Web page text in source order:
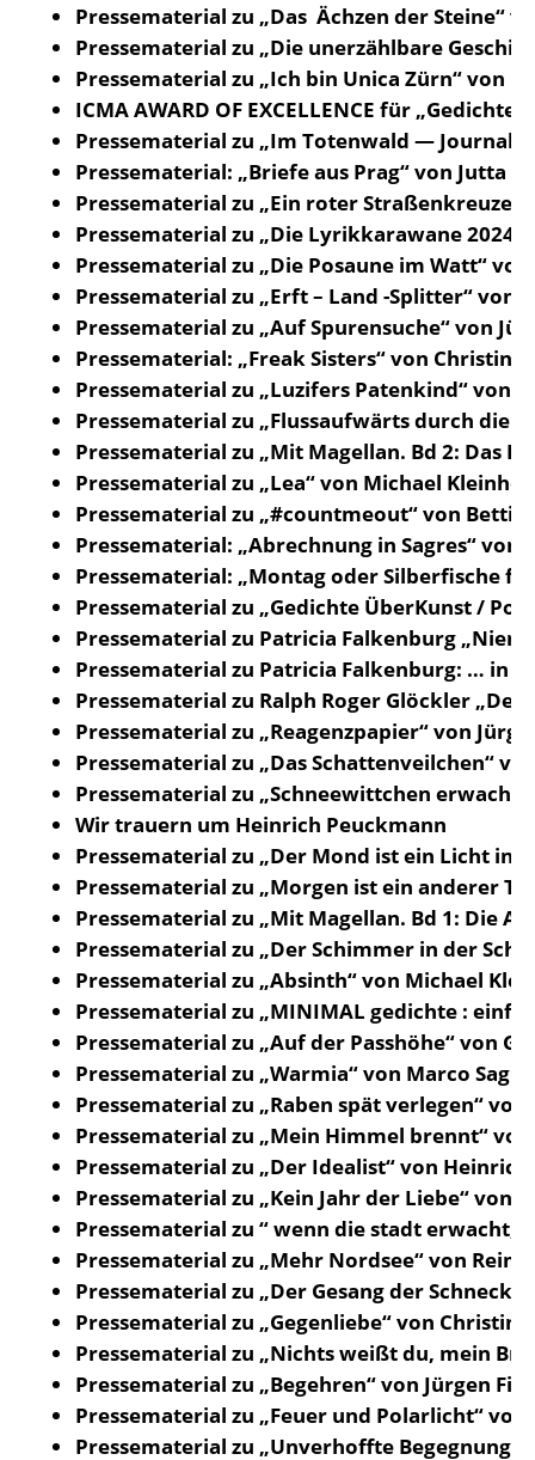
Pressematerial zu „Das  Ächzen der Steine“
Pressematerial zu „Die unerzählbare
Pressematerial zu „Ich bin Unica Zürn“ von
ICMA AWARD OF EXCELLENCE für
Pressematerial zu „Im Totenwald — Journal
Pressematerial: „Briefe aus Prag“ von Jutta
Pressematerial zu „Ein roter
Pressematerial zu „Die Lyrikkarawane 2024“
Pressematerial zu „Die Posaune im Watt“ von
Pressematerial zu „Erft – Land -Splitter“ von
Pressematerial zu „Auf Spurensuche“ von
Pressematerial: „Freak Sisters“ von Christine
Pressematerial zu „Luzifers Patenkind“ von
Pressematerial zu „Flussaufwärts durch die
Pressematerial zu „Mit Magellan. Bd 2: Das
Pressematerial zu „Lea“ von Michael
Pressematerial zu „#countmeout“ von
Pressematerial: „Abrechnung in Sagres“ von
Pressematerial: „Montag oder Silberfische
Pressematerial zu „Gedichte ÜberKunst /
Pressematerial zu Patricia Falkenburg
Pressematerial zu Patricia Falkenburg: … in
Pressematerial zu Ralph Roger Glöckler „Der
Pressematerial zu „Reagenzpapier“ von
Pressematerial zu „Das Schattenveilchen“
Pressematerial zu „Schneewittchen
Wir trauern um Heinrich Peuckmann
Pressematerial zu „Der Mond ist ein Licht in
Pressematerial zu „Morgen ist ein anderer
Pressematerial zu „Mit Magellan. Bd 1: Die
Pressematerial zu „Der Schimmer in der
Pressematerial zu „Absinth“ von Michael
Pressematerial zu „MINIMAL gedichte :
Pressematerial zu „Auf der Passhöhe“ von
Pressematerial zu „Warmia“ von Marco
Pressematerial zu „Raben spät verlegen“
Pressematerial zu „Mein Himmel brennt“
Pressematerial zu „Der Idealist“ von
Pressematerial zu „Kein Jahr der Liebe“ von
Pressematerial zu “ wenn die stadt erwacht,
Pressematerial zu „Mehr Nordsee“ von
Pressematerial zu „Der Gesang der
Pressematerial zu „Gegenliebe“ von
Pressematerial zu „Nichts weißt du, mein
Pressematerial zu „Begehren“ von Jürgen
Pressematerial zu „Feuer und Polarlicht“ von
Pressematerial zu „Unverhoffte Begegnung“